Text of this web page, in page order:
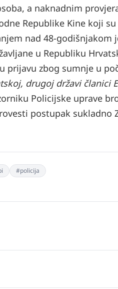
a naknadnim
Republike Kine koji
nad 48-
u Republiku
prijavu zbog sumnje u
drugoj državi
Policijske uprave
postupak
#policija